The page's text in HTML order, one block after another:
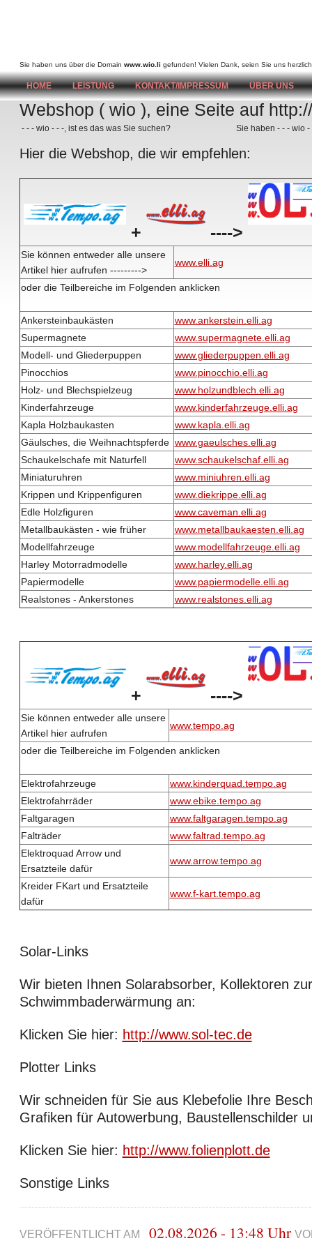
Sie haben uns über die Domain www.wio.li gefunden! Vielen Dank, seien Sie uns
HOME LEISTUNG KONTAKT/IMPRESSUM ÜBER UNS
Webshop ( wio ), eine Seite auf
- - - wio - - -, ist es das was Sie suchen? Sie haben - - - wio
Hier die Webshop, die wir empfehlen:
+ ---->
Sie können entweder alle unsere
Artikel hier aufrufen --------->
www.elli.ag
oder die Teilbereiche im Folgenden anklicken
Ankersteinbaukästen
www.ankerstein.elli.ag
Supermagnete
www.supermagnete.elli.ag
Modell- und Gliederpuppen
www.gliederpuppen.elli.ag
Pinocchios
www.pinocchio.elli.ag
Holz- und Blechspielzeug
www.holzundblech.elli.ag
Kinderfahrzeuge
www.kinderfahrzeuge.elli.ag
Kapla Holzbaukasten
www.kapla.elli.ag
Gäulsches, die Weihnachtspferde www.gaeulsches.elli.ag
Schaukelschafe mit Naturfell
www.schaukelschaf.elli.ag
Miniaturuhren
www.miniuhren.elli.ag
Krippen und Krippenfiguren
www.diekrippe.elli.ag
Edle Holzfiguren
www.caveman.elli.ag
Metallbaukästen - wie früher
www.metallbaukaesten.elli.ag
Modellfahrzeuge
www.modellfahrzeuge.elli.ag
Harley Motorradmodelle
www.harley.elli.ag
Papiermodelle
www.papiermodelle.elli.ag
Realstones - Ankerstones
www.realstones.elli.ag
+ ---->
Sie können entweder alle unsere
Artikel hier aufrufen
www.tempo.ag
oder die Teilbereiche im Folgenden anklicken
Elektrofahrzeuge
www.kinderquad.tempo.ag
Elektrofahrräder
www.ebike.tempo.ag
Faltgaragen
www.faltgaragen.tempo.ag
Falträder
www.faltrad.tempo.ag
Elektroquad Arrow und
Ersatzteile dafür
www.arrow.tempo.ag
Kreider FKart und Ersatzteile
dafür
www.f-kart.tempo.ag
Solar-Links
Wir bieten Ihnen Solarabsorber, Kollektoren zur
Schwimmbaderwärmung an:
Klicken Sie hier: http://www.sol-tec.de
Plotter Links
Wir schneiden für Sie aus Klebefolie Ihre
Grafiken für Autowerbung, Baustellenschilder
Klicken Sie hier: http://www.folienplott.de
Sonstige Links
VERÖFFENTLICHT AM 02.08.2026 - 13:48 Uhr